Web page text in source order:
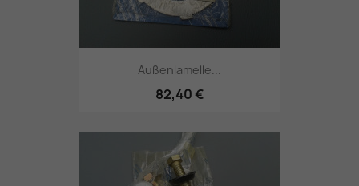
Außenlamelle...
82,40 €